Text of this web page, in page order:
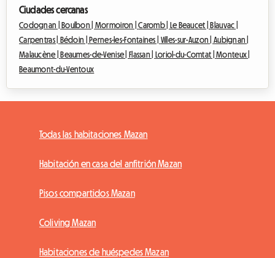
Ciudades cercanas
Codognan | Boulbon | Mormoiron |Caromb | Le Beaucet |
Blauvac |
Carpentras |
Bédoin | Pernes-les-Fontaines | Villes-sur-Auzon | Aubignan |
Malaucène |
Beaumes-de-Venise | Flassan | Loriol-du-Comtat |Monteux |
Beaumont-du-Ventoux
Todas las habitaciones Mazan
Habitación en casa del anfitrión Mazan
Pisos compartidos Mazan
Coliving Mazan
Habitaciones de huéspedes Mazan